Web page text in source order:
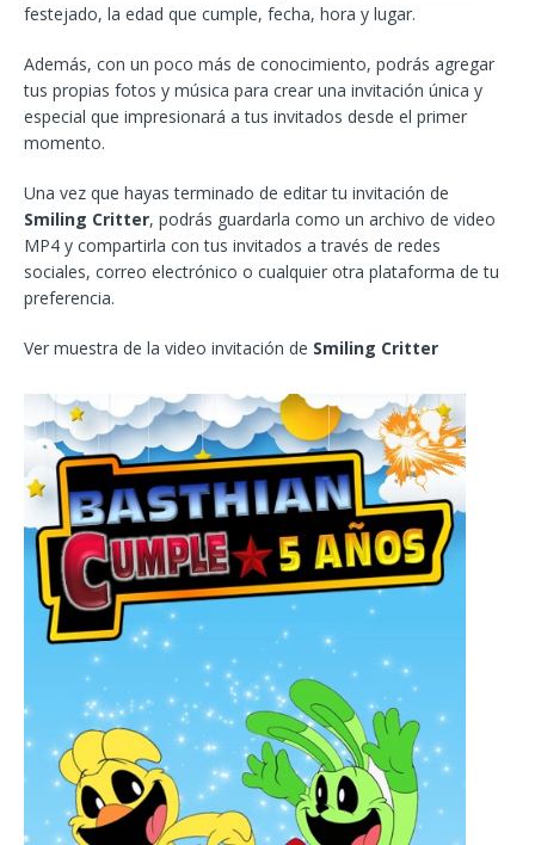
festejado, la edad que cumple, fecha, hora y lugar.
Además, con un poco más de conocimiento, podrás agregar
tus propias fotos y música para crear una invitación única y
especial que impresionará a tus invitados desde el primer
momento.
Una vez que hayas terminado de editar tu invitación de
Smiling Critter, podrás guardarla como un archivo de video
MP4 y compartirla con tus invitados a través de redes
sociales, correo electrónico o cualquier otra plataforma de tu
preferencia.
Ver muestra de la video invitación de Smiling Critter